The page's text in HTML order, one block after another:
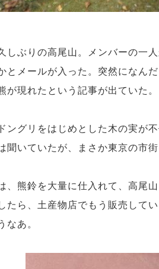
しぶりの高尾山。メンバーの一
とメールが入った。突然になん
が現れたという記事が出ていた。
ングリをはじめとした木の実が
聞いていたが、まさか東京の市
、熊鈴を大量に仕入れて、高尾
たら、土産物店でもう販売して
なあ。